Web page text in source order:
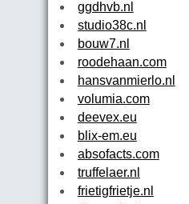
ggdhvb.nl
studio38c.nl
bouw7.nl
roodehaan.com
hansvanmierlo.nl
volumia.com
deevex.eu
blix-em.eu
absofacts.com
truffelaer.nl
frietigfrietje.nl